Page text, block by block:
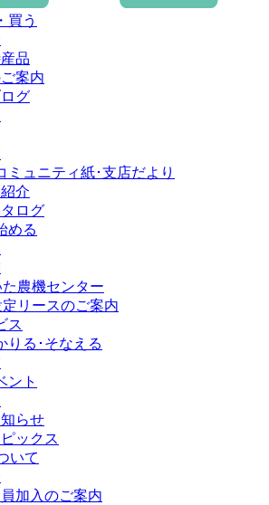
買う
品
案内
グ
ミュニティ紙･支店だより
介
ログ
める
農機センター
リースのご案内
ス
りる･そなえる
ント
らせ
ックス
いて
員加入のご案内